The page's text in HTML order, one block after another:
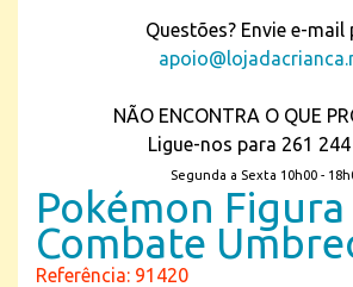
Questões? Envie e-mail
NÃO ENCONTRA O QUE
Ligue-nos para 261
Segunda a Sexta 10h00 -
Pokémon Figura
Combate
Referência: 91420